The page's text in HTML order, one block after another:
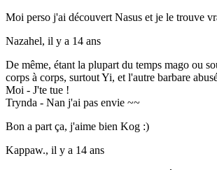
Moi perso j'ai découvert Nasus et je le trouve
Nazahel, il y a 14 ans
De même, étant la plupart du temps mago ou
corps à corps, surtout Yi, et l'autre barbare
Moi - J'te tue !
Trynda - Nan j'ai pas envie ~~
Bon a part ça, j'aime bien Kog :)
Kappaw., il y a 14 ans